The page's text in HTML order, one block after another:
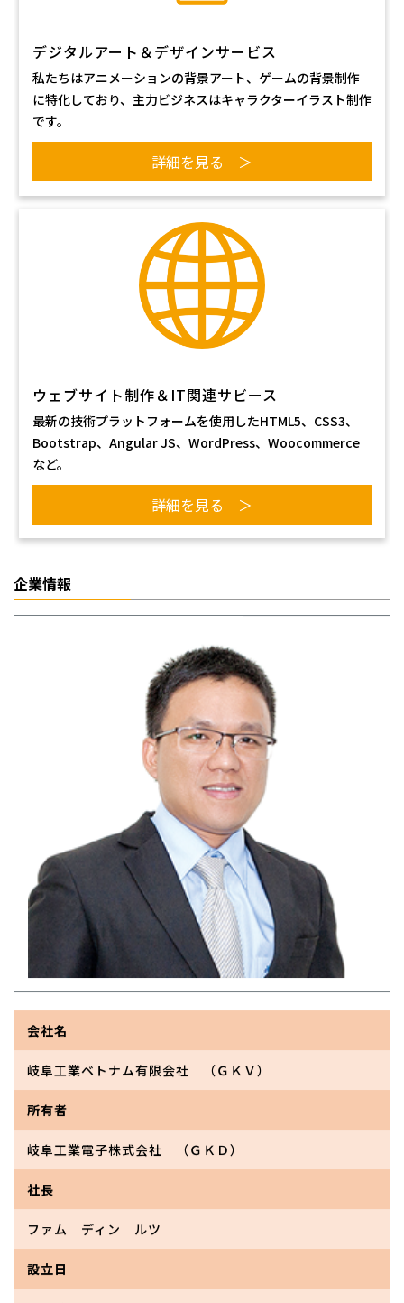
デジタルアート＆デザインサービス
私たちはアニメーションの背景アート、ゲームの背景制作
に特化しており、主力ビジネスはキャラクターイラスト制作
です。
詳細を見る ＞
ウェブサイト制作＆IT関連サビース
最新の技術プラットフォームを使用したHTML5、CSS3、
Bootstrap、Angular JS、WordPress、Woocommerce
など。
詳細を見る ＞
企業情報
会社名
岐阜工業ベトナム有限会社 （ＧＫＶ）
所有者
岐阜工業電子株式会社 （ＧＫＤ）
社長
ファム ディン ルツ
設立日